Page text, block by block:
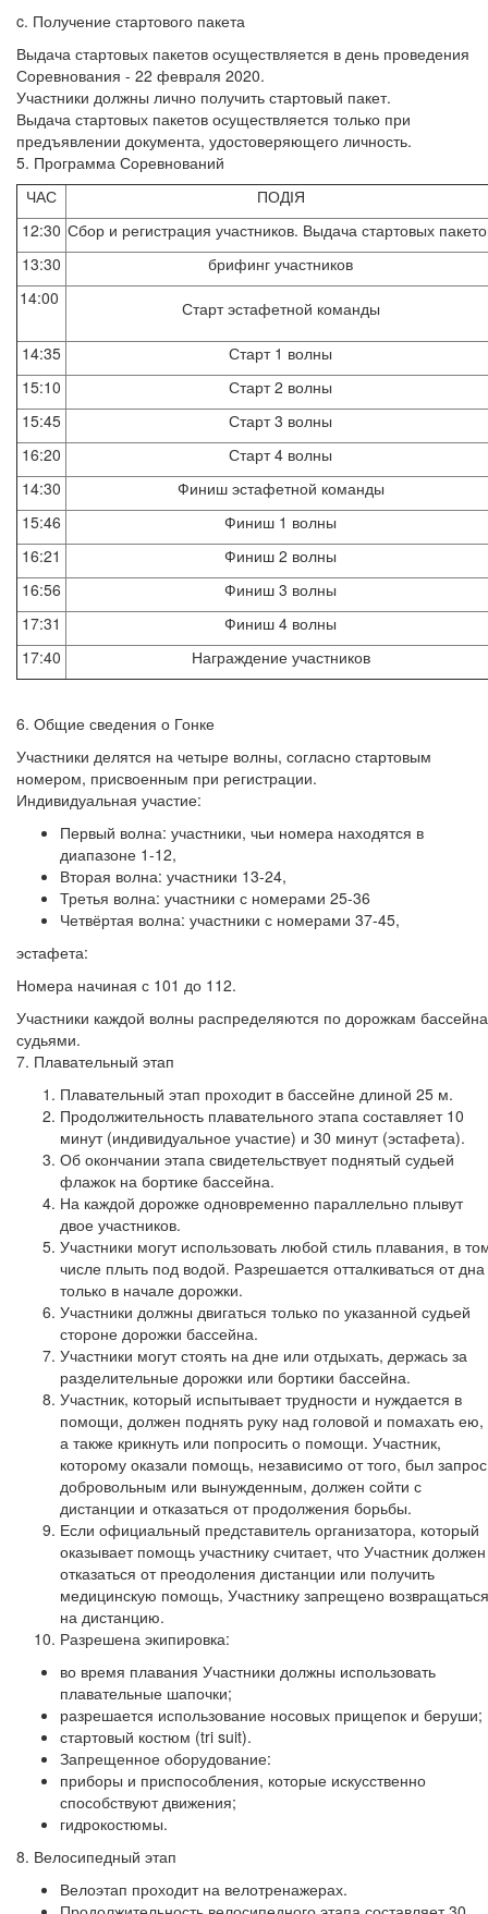
c. Получение стартового пакета
Выдача стартовых пакетов осуществляется в день проведения
Соревнования - 22 февраля 2020.
Участники должны лично получить стартовый пакет.
Выдача стартовых пакетов осуществляется только при
предъявлении документа, удостоверяющего личность.
5. Программа Соревнований
ЧАС
ПОДІЯ
12:30 Сбор и регистрация участников. Выдача стартовых
13:30
брифинг участников
14:00
Старт эстафетной команды
14:35
Старт 1 волны
15:10
Старт 2 волны
15:45
Старт 3 волны
16:20
Старт 4 волны
14:30
Финиш эстафетной команды
15:46
Финиш 1 волны
16:21
Финиш 2 волны
16:56
Финиш 3 волны
17:31
Финиш 4 волны
17:40
Награждение участников
6. Общие сведения о Гонке
Участники делятся на четыре волны, согласно стартовым
номером, присвоенным при регистрации.
Индивидуальная участие:
Первый волна: участники, чьи номера находятся в
диапазоне 1-12,
Вторая волна: участники 13-24,
Третья волна: участники с номерами 25-36
Четвёртая волна: участники с номерами 37-45,
эстафета:
Номера начиная с 101 до 112.
Участники каждой волны распределяются по дорожкам бассейна
судьями.
7. Плавательный этап
Плавательный этап проходит в бассейне длиной 25 м.
Продолжительность плавательного этапа составляет 10
минут (индивидуальное участие) и 30 минут (эстафета).
Об окончании этапа свидетельствует поднятый судьей
флажок на бортике бассейна.
На каждой дорожке одновременно параллельно плывут
двое участников.
Участники могут использовать любой стиль плавания, в
числе плыть под водой. Разрешается отталкиваться от дна
только в начале дорожки.
Участники должны двигаться только по указанной судьей
стороне дорожки бассейна.
Участники могут стоять на дне или отдыхать, держась за
разделительные дорожки или бортики бассейна.
Участник, который испытывает трудности и нуждается в
помощи, должен поднять руку над головой и помахать ею,
а также крикнуть или попросить о помощи. Участник,
которому оказали помощь, независимо от того, был запрос
добровольным или вынужденным, должен сойти с
дистанции и отказаться от продолжения борьбы.
Если официальный представитель организатора, который
оказывает помощь участнику считает, что Участник должен
отказаться от преодоления дистанции или получить
медицинскую помощь, Участнику запрещено возвращаться
на дистанцию.
Разрешена экипировка:
во время плавания Участники должны использовать
плавательные шапочки;
разрешается использование носовых прищепок и беруши;
стартовый костюм (tri suit).
Запрещенное оборудование:
приборы и приспособления, которые искусственно
способствуют движения;
гидрокостюмы.
8. Велосипедный этап
Велоэтап проходит на велотренажерах.